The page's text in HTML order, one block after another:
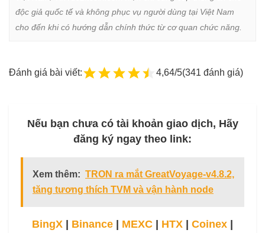
độc giả quốc tế và không phục vụ người dùng tại Việt Nam
cho đến khi có hướng dẫn chính thức từ cơ quan chức năng.
Đánh giá bài viết: 4,64/5(341 đánh giá)
Nếu bạn chưa có tài khoản giao dịch, Hãy
đăng ký ngay theo link:
Xem thêm: TRON ra mắt GreatVoyage-v4.8.2,
tăng tương thích TVM và vận hành node
BingX Binance MEXC HTX Coinex